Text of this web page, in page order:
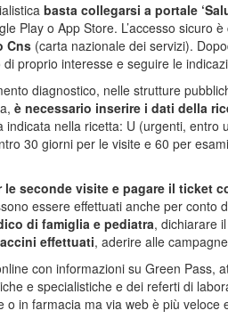
basta collegarsi a portale
Play o App Store. L’accesso sicuro
Cns (carta nazionale dei servizi).
proprio interesse e seguire le
diagnostico, nelle strutture
è necessario inserire i dati della
nella ricetta: U (urgenti, entro
30 giorni per le visite e 60 per
seconde visite e pagare il ticket
essere effettuati anche per conto
di famiglia e pediatra, dichiarare
effettuati, aderire alle
con informazioni su Green Pass,
e specialistiche e dei referti di
in farmacia ma via web è più veloce